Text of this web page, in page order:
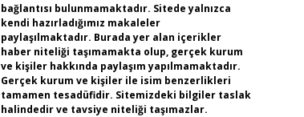
bağlantısı bulunmamaktadır. Sitede yalnızca
kendi hazırladığımız makaleler
paylaşılmaktadır. Burada yer alan içerikler
haber niteliği taşımamakta olup, gerçek kurum
ve kişiler hakkında paylaşım yapılmamaktadır.
Gerçek kurum ve kişiler ile isim benzerlikleri
tamamen tesadüfidir. Sitemizdeki bilgiler taslak
halindedir ve tavsiye niteliği taşımazlar.